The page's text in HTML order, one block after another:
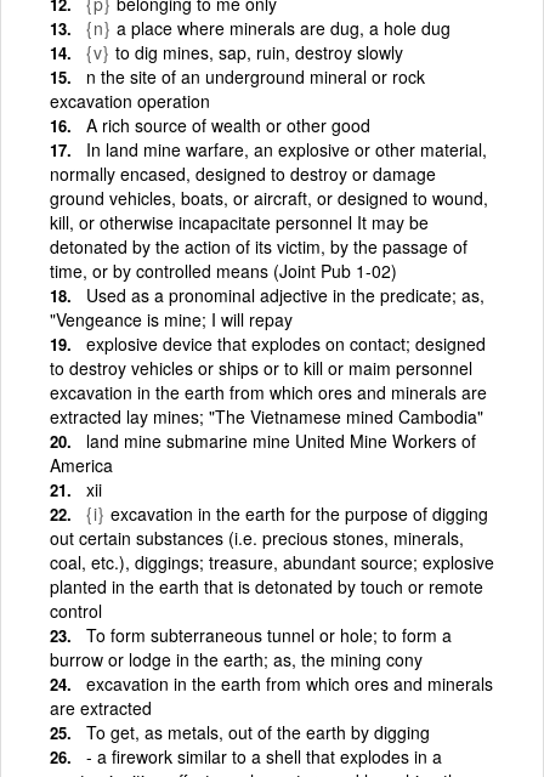
{n} a place where minerals are dug, a hole dug
{v} to dig mines, sap, ruin, destroy slowly
n the site of an underground mineral or rock
excavation operation
A rich source of wealth or other good
In land mine warfare, an explosive or other material,
normally encased, designed to destroy or damage
ground vehicles, boats, or aircraft, or designed to wound,
kill, or otherwise incapacitate personnel It may be
detonated by the action of its victim, by the passage of
time, or by controlled means (Joint Pub 1-02)
Used as a pronominal adjective in the predicate; as,
"Vengeance is mine; I will repay
explosive device that explodes on contact; designed
to destroy vehicles or ships or to kill or maim personnel
excavation in the earth from which ores and minerals are
extracted lay mines; "The Vietnamese mined Cambodia"
land mine submarine mine United Mine Workers of
America
xii
{i} excavation in the earth for the purpose of digging
out certain substances (i.e. precious stones, minerals,
coal, etc.), diggings; treasure, abundant source; explosive
planted in the earth that is detonated by touch or remote
control
To form subterraneous tunnel or hole; to form a
burrow or lodge in the earth; as, the mining cony
excavation in the earth from which ores and minerals
are extracted
To get, as metals, out of the earth by digging
- a firework similar to a shell that explodes in a